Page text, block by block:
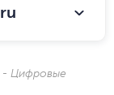
- Цифровые